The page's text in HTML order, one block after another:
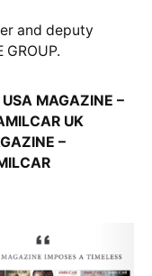
and deputy
MAGAZINE –
UK
–